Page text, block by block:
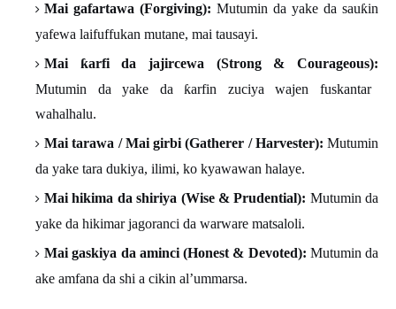
Mai gafartawa (Forgiving): Mutumin da yake da sauƙin
yafewa laifuffukan mutane, mai tausayi.
Mai ƙarfi da jajircewa (Strong & Courageous):
Mutumin da yake da ƙarfin zuciya wajen fuskantar
wahalhalu.
Mai tarawa / Mai girbi (Gatherer / Harvester): Mutumin
da yake tara dukiya, ilimi, ko kyawawan halaye.
Mai hikima da shiriya (Wise & Prudential): Mutumin da
yake da hikimar jagoranci da warware matsaloli.
Mai gaskiya da aminci (Honest & Devoted): Mutumin da
ake amfana da shi a cikin al’ummarsa.